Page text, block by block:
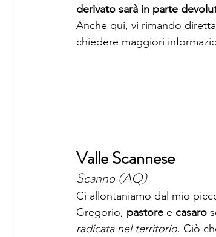
derivato sarà in parte
Anche qui, vi rimando
chiedere maggiori
Valle Scannese
Scanno (AQ)
Ci allontaniamo dal mio
Gregorio, pastore e casaro
radicata nel territorio. Ciò